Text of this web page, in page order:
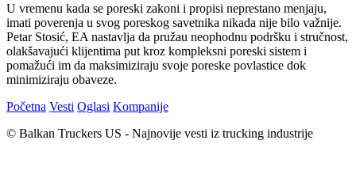
U vremenu kada se poreski zakoni i propisi neprestano menjaju,
imati poverenja u svog poreskog savetnika nikada nije bilo važnije.
Petar Stosić, EA nastavlja da pružau neophodnu podršku i stručnost,
olakšavajući klijentima put kroz kompleksni poreski sistem i
pomažući im da maksimiziraju svoje poreske povlastice dok
minimiziraju obaveze.
Početna Vesti Oglasi Kompanije
© Balkan Truckers US - Najnovije vesti iz trucking industrije